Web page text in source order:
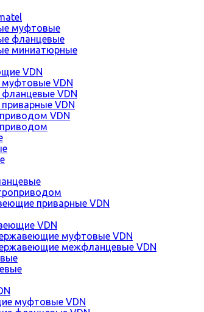
муфтовые
фланцевые
миниатюрные
VDN
VDN
VDN
VDN
VDN
приварные VDN
VDN
муфтовые VDN
межфланцевые VDN
муфтовые VDN